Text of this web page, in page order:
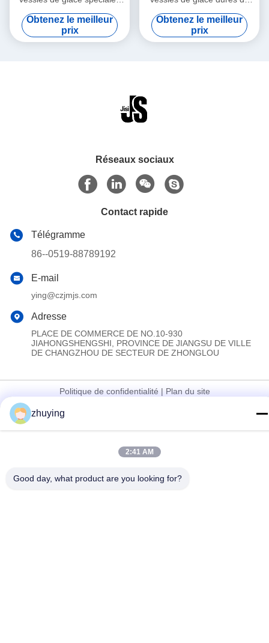
rouges de forme de mini
pour la médecine
Obtenez le meilleur
prix
HDPE aucun bloc de glace
coloré disjoint de
congélateur pour le sac de
Obtenez le meilleur
prix
Réseaux sociaux
Contact rapide
Télégramme
86--0519-88789192
E-mail
ying@czjmjs.com
Adresse
PLACE DE COMMERCE DE NO.10-930
JIAHONGSHENGSHI, PROVINCE DE JIANGSU DE VILLE
DE CHANGZHOU DE SECTEUR DE ZHONGLOU
Politique de confidentialité| Plan du site
La Chine est bonne. Qualité Grandes vessies de glace de
refroidisseur Fournisseur. Copyright © 2017-2026 Changzhou jisi
zhuying
2:41 AM
Good day, what product are you looking for?